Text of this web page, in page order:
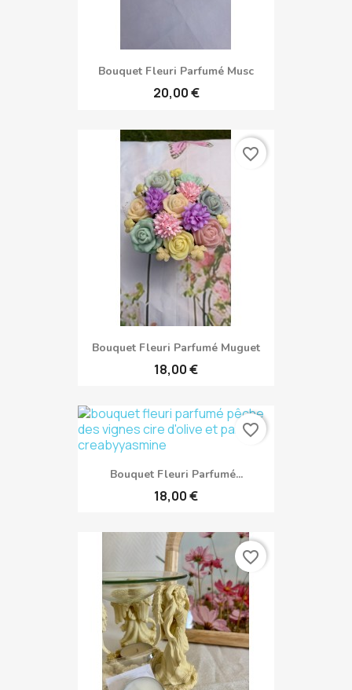
Bouquet Fleuri Parfumé Musc
20,00 €
Bouquet Fleuri Parfumé Muguet
18,00 €
favorite_border
Bouquet Fleuri Parfumé...
18,00 €
favorite_border
favorite_border